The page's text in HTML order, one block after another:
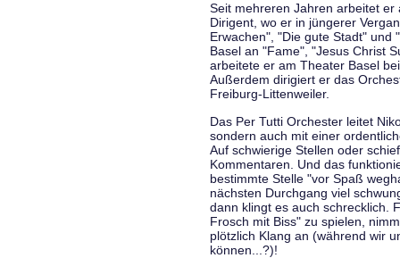
Seit mehreren Jahren arbeitet
Dirigent, wo er in jüngerer
Erwachen", "Die gute Stadt" und
Basel an "Fame", "Jesus Christ
arbeitete er am Theater Basel
Außerdem dirigiert er das
Freiburg-Littenweiler.
Das Per Tutti Orchester leitet
sondern auch mit einer
Auf schwierige Stellen oder
Kommentaren. Und das
bestimmte Stelle "vor Spaß
nächsten Durchgang viel
dann klingt es auch schrecklich.
Frosch mit Biss" zu spielen,
plötzlich Klang an (während wir
können...?)!